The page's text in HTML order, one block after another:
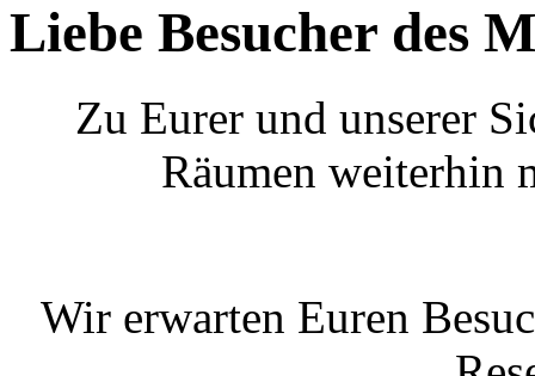
Liebe Besucher des
Zu Eurer und unserer
Räumen weiterhin
Wir erwarten Euren